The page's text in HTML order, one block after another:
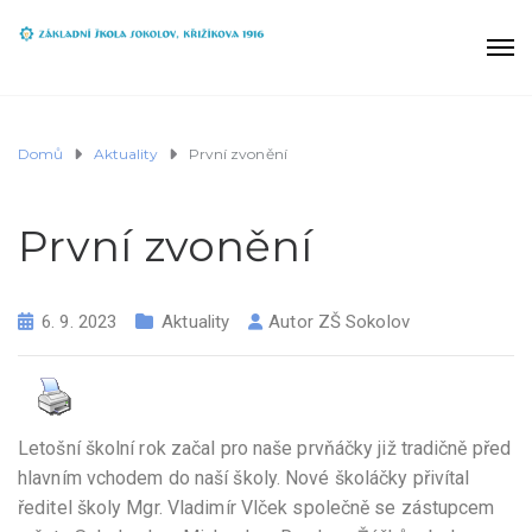
Domů Aktuality První zvonění
První zvonění
6. 9. 2023 Aktuality Autor ZŠ Sokolov
Letošní školní rok začal pro naše prvňáčky již tradičně před
hlavním vchodem do naší školy. Nové školáčky přivítal
ředitel školy Mgr. Vladimír Vlček společně se zástupcem